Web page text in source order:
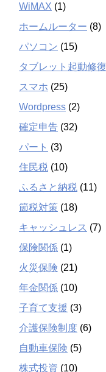
WiMAX (1)
ホームルーター (8)
パソコン (15)
タブレット起動修復
スマホ (25)
Wordpress (2)
確定申告 (32)
パート (3)
住民税 (10)
ふるさと納税 (11)
節税対策 (18)
キャッシュレス (7)
保険関係 (1)
火災保険 (21)
年金関係 (10)
子育て支援 (3)
介護保険制度 (6)
自動車保険 (5)
株式投資 (10)